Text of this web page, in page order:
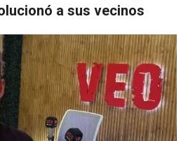
a sus vecinos